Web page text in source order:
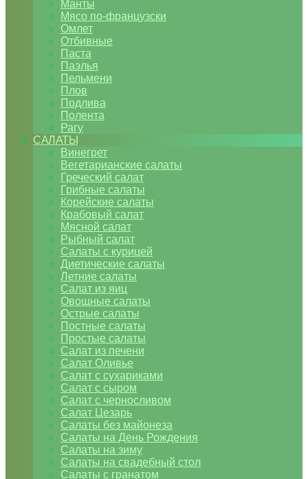
Манты
Мясо по-французски
Омлет
Отбивные
Паста
Паэлья
Пельмени
Плов
Подлива
Полента
Рагу
САЛАТЫ
Винегрет
Вегетарианские салаты
Греческий салат
Грибные салаты
Корейские салаты
Крабовый салат
Мясной салат
Рыбный салат
Салаты с курицей
Диетические салаты
Летние салаты
Салат из яиц
Овощные салаты
Острые салаты
Постные салаты
Простые салаты
Салат из печени
Салат Оливье
Салат с сухариками
Салат с сыром
Салат с черносливом
Салат Цезарь
Салаты без майонеза
Салаты на День Рождения
Салаты на зиму
Салаты на свадебный стол
Салаты с гранатом